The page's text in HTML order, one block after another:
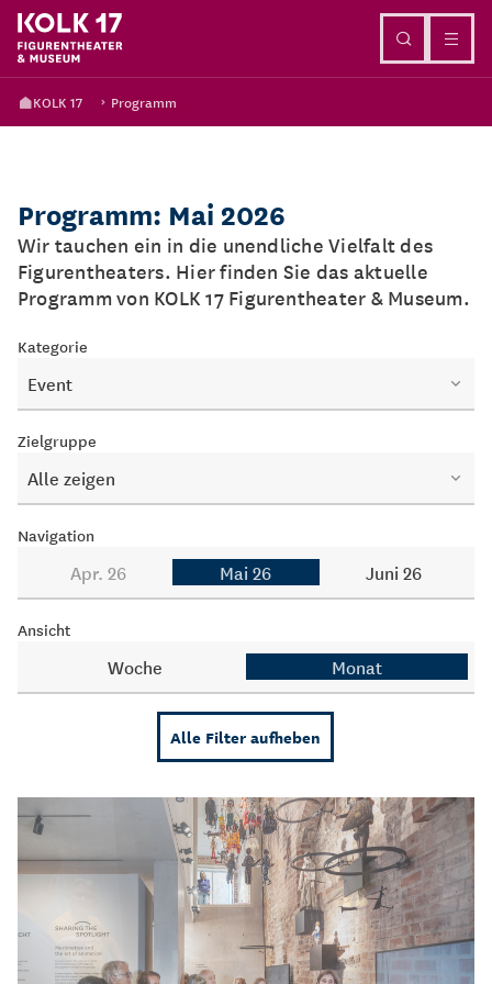
KOLK 17 Programm
Programm: Mai 2026
Wir tauchen ein in die unendliche Vielfalt des
Figurentheaters. Hier finden Sie das aktuelle
Programm von KOLK 17 Figurentheater & Museum.
Kategorie
Event
Zielgruppe
Alle zeigen
Navigation
Apr. 26 Mai 26 Juni 26
Ansicht
Woche Monat
Alle Filter aufheben